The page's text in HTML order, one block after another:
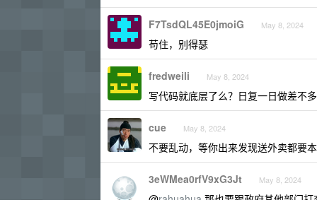
F7TsdQL45E0jmoiG May 8, 2024
苟住，别得瑟
fredweili May 8, 2024
写代码就底层了么？日复一日做差不
cue May 8, 2024
不要乱动，等你出来发现送外卖都要
3eWMea0rfV9xG3Jt May 8, 2024